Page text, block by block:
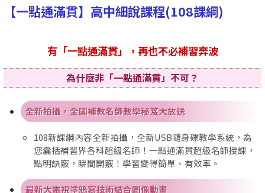
【一點通滿貫】高中細說課程(108課綱)
有「一點通滿貫」，再也不必補習奔波
為什麼非「一點通滿貫」不可？
全新拍攝，全國補教名師教學秘笈大放送
108新課綱內容全新拍攝，全新USB隨身碟教學系統，為
您囊括補習界各科超級名師！一點通滿貫超級名師授課，
點明訣竅，瞬間開竅！學習變得簡單、有效率。
最新大電視塗鴉寫技術結合圖像動畫